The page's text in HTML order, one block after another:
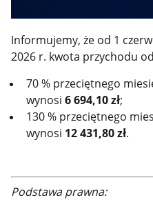
Informujemy, że od 1
2026 r. kwota przychodu
70 % przeciętnego
wynosi6 694,10 zł;
130 % przeciętnego
wynosi 12 431,80 zł.
Podstawa prawna: